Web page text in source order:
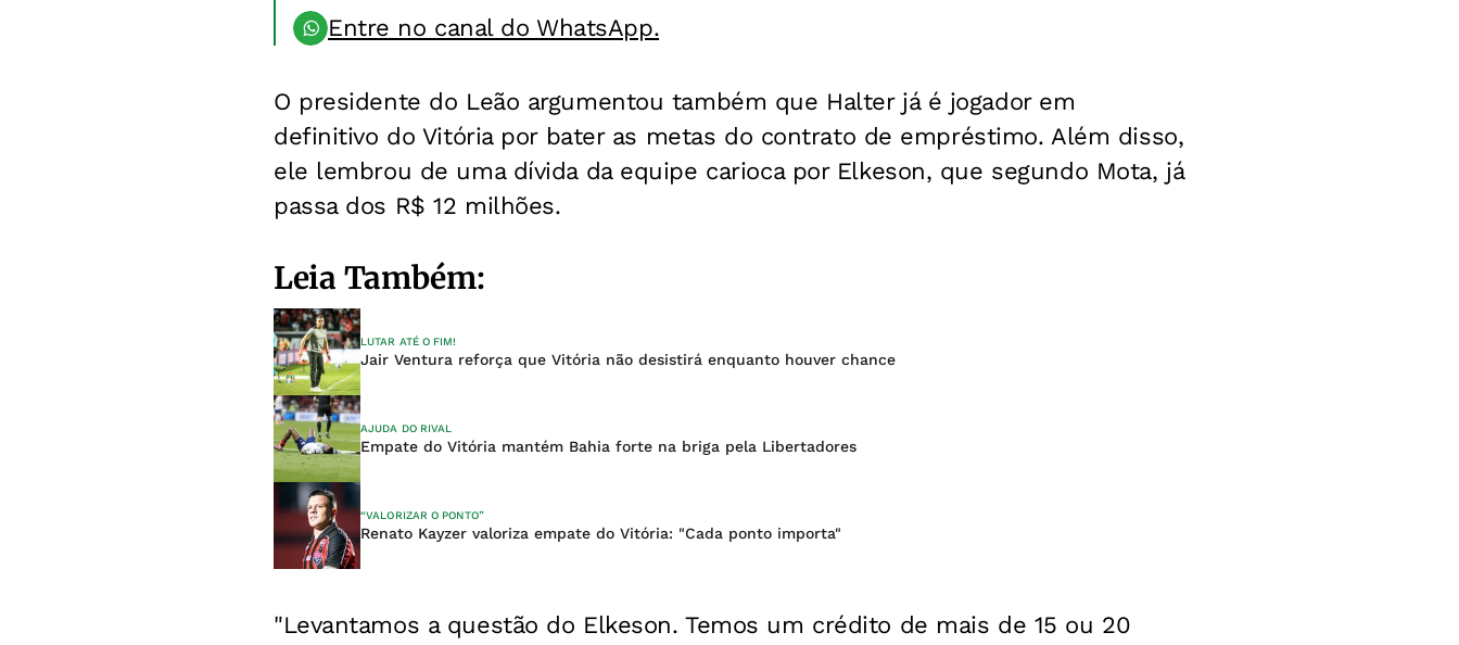
Entre no canal do WhatsApp.
O presidente do Leão argumentou também que Halter já é jogador em
definitivo do Vitória por bater as metas do contrato de empréstimo. Além disso,
ele lembrou de uma dívida da equipe carioca por Elkeson, que segundo Mota, já
passa dos R$ 12 milhões.
Leia Também:
LUTAR ATÉ O FIM!
Jair Ventura reforça que Vitória não desistirá enquanto houver chance
AJUDA DO RIVAL
Empate do Vitória mantém Bahia forte na briga pela Libertadores
“VALORIZAR O PONTO”
Renato Kayzer valoriza empate do Vitória: "Cada ponto importa"
"Levantamos a questão do Elkeson. Temos um crédito de mais de 15 ou 20